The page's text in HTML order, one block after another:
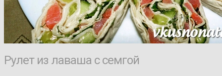
Рулет из лаваша с семгой